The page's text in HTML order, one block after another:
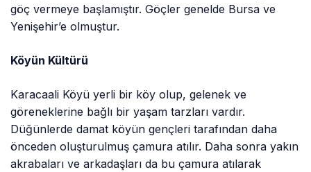
göç vermeye başlamıştır. Göçler genelde Bursa ve
Yenişehir’e olmuştur.
Köyün Kültürü
Karacaali Köyü yerli bir köy olup, gelenek ve
göreneklerine bağlı bir yaşam tarzları vardır.
Düğünlerde damat köyün gençleri tarafından daha
önceden oluşturulmuş çamura atılır. Daha sonra yakın
akrabaları ve arkadaşları da bu çamura atılarak